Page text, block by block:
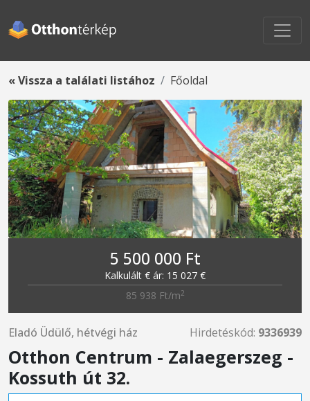
« Vissza a találati listához Főoldal
5 500 000 Ft
Kalkulált € ár: 15 027 €
85 938 Ft/m2
Eladó Üdülő, hétvégi ház Hirdetéskód: 9336939
Otthon Centrum - Zalaegerszeg -
Kossuth út 32.